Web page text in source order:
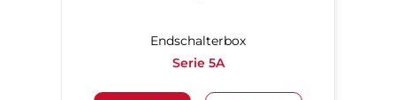
Endschalterbox
Serie 5A